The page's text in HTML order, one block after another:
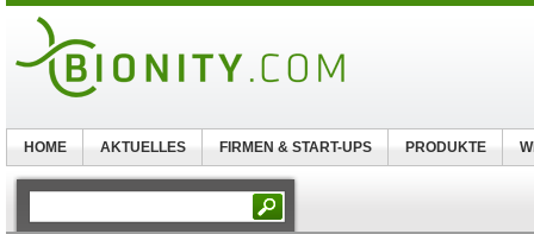
HOME AKTUELLES FIRMEN & START-UPS PRODUKTE